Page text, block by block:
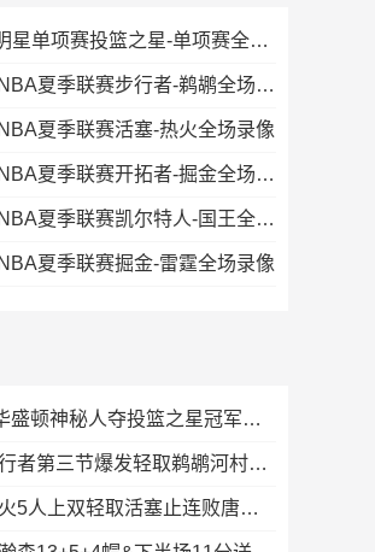
WNBA全明星单项赛投篮之星-单项赛全场录像
07月19日NBA夏季联赛步行者-鹈鹕全场录像
夏季联赛活塞-热火全场录像
07月17日NBA夏季联赛开拓者-掘金全场录像
07月16日NBA夏季联赛凯尔特人-国王全场录像
夏季联赛掘金-雷霆全场录像
全明星：华盛顿神秘人夺投篮之星冠军！福德夺得三分大赛冠军！
🏀夏联-步行者第三节爆发轻取鹈鹕河村勇辉5+5+12斯劳森22分
🏀夏联-热火5人上双轻取活塞止连败唐纳森20+8+10奥科里27分